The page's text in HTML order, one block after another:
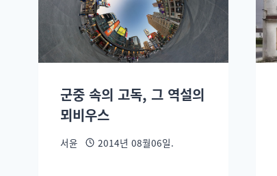
군중 속의 고독, 그 역설의
뫼비우스
서윤 2014년 08월06일.